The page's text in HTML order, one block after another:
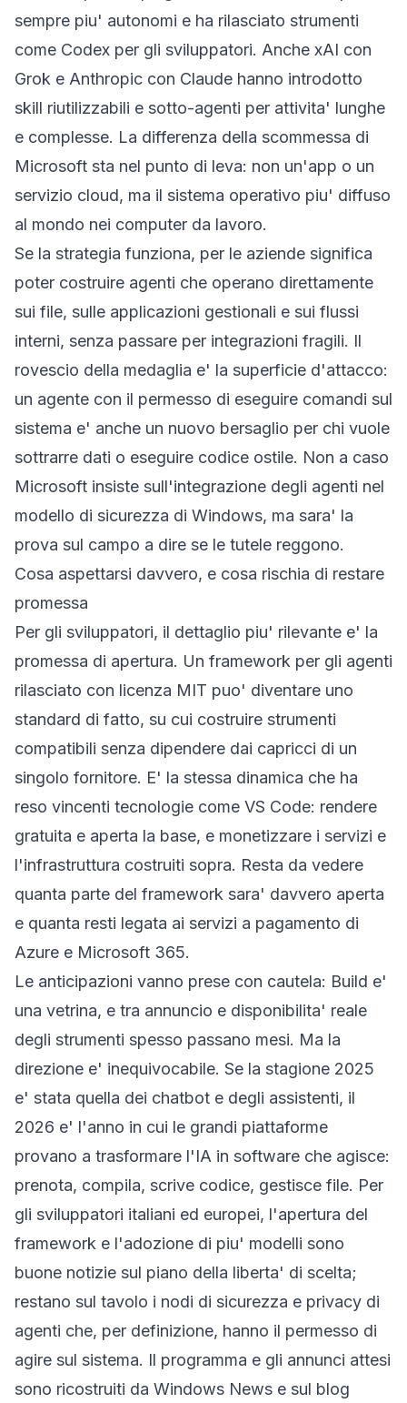
sempre piu' autonomi e ha rilasciato strumenti
come Codex per gli sviluppatori. Anche xAI con
Grok e Anthropic con Claude hanno introdotto
skill riutilizzabili e sotto-agenti per attivita' lunghe
e complesse. La differenza della scommessa di
Microsoft sta nel punto di leva: non un'app o un
servizio cloud, ma il sistema operativo piu' diffuso
al mondo nei computer da lavoro.
Se la strategia funziona, per le aziende significa
poter costruire agenti che operano direttamente
sui file, sulle applicazioni gestionali e sui flussi
interni, senza passare per integrazioni fragili. Il
rovescio della medaglia e' la superficie d'attacco:
un agente con il permesso di eseguire comandi sul
sistema e' anche un nuovo bersaglio per chi vuole
sottrarre dati o eseguire codice ostile. Non a caso
Microsoft insiste sull'integrazione degli agenti nel
modello di sicurezza di Windows, ma sara' la
prova sul campo a dire se le tutele reggono.
Cosa aspettarsi davvero, e cosa rischia di restare
promessa
Per gli sviluppatori, il dettaglio piu' rilevante e' la
promessa di apertura. Un framework per gli agenti
rilasciato con licenza MIT puo' diventare uno
standard di fatto, su cui costruire strumenti
compatibili senza dipendere dai capricci di un
singolo fornitore. E' la stessa dinamica che ha
reso vincenti tecnologie come VS Code: rendere
gratuita e aperta la base, e monetizzare i servizi e
l'infrastruttura costruiti sopra. Resta da vedere
quanta parte del framework sara' davvero aperta
e quanta resti legata ai servizi a pagamento di
Azure e Microsoft 365.
Le anticipazioni vanno prese con cautela: Build e'
una vetrina, e tra annuncio e disponibilita' reale
degli strumenti spesso passano mesi. Ma la
direzione e' inequivocabile. Se la stagione 2025
e' stata quella dei chatbot e degli assistenti, il
2026 e' l'anno in cui le grandi piattaforme
provano a trasformare l'IA in software che agisce:
prenota, compila, scrive codice, gestisce file. Per
gli sviluppatori italiani ed europei, l'apertura del
framework e l'adozione di piu' modelli sono
buone notizie sul piano della liberta' di scelta;
restano sul tavolo i nodi di sicurezza e privacy di
agenti che, per definizione, hanno il permesso di
agire sul sistema. Il programma e gli annunci attesi
sono ricostruiti da Windows News e sul blog